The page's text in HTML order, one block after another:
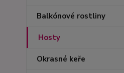
Balkónové rostliny
Hosty
Okrasné keře